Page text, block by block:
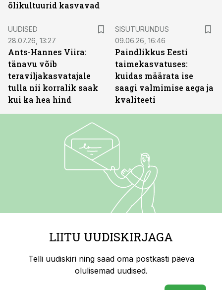
õlikultuurid kasvavad
UUDISED
28.07.26, 13:27
Ants-Hannes Viira:
tänavu võib
teraviljakasvatajale
tulla nii korralik saak
kui ka hea hind
SISUTURUNDUS
09.06.26, 16:46
Paindlikkus Eesti
taimekasvatuses:
kuidas määrata ise
saagi valmimise aega ja
kvaliteeti
LIITU UUDISKIRJAGA
Telli uudiskiri ning saad oma postkasti päeva
olulisemad uudised.